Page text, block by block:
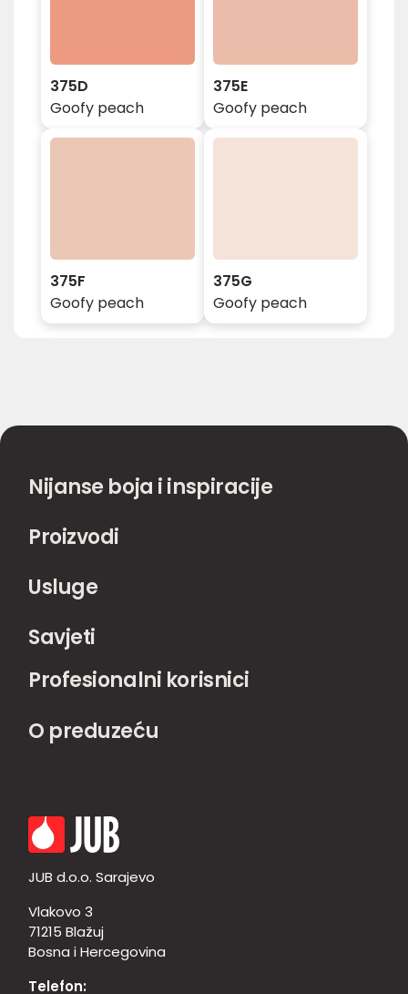
375D
Goofy peach
375E
Goofy peach
375F
Goofy peach
375G
Goofy peach
Nijanse boja i inspiracije
Proizvodi
Usluge
Savjeti
Profesionalni korisnici
O preduzeću
JUB d.o.o. Sarajevo
Vlakovo 3
71215 Blažuj
Bosna i Hercegovina
Telefon: